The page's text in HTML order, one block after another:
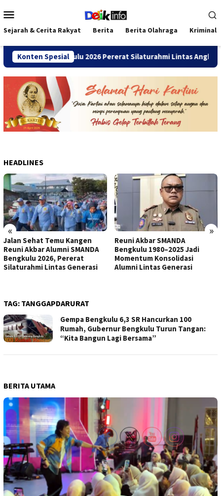
ke
kontenMobile
Sejarah & Cerita Rakyat Berita Berita Olahraga Kriminal
Konten Spesial
Bengkulu 2026 Pererat Silaturahmi Lintas Angkatan
HEADLINES
« »
Jalan Sehat Temu Kangen
Reuni Akbar Alumni SMANDA
Bengkulu 2026, Pererat
Silaturahmi Lintas Generasi
Reuni Akbar SMANDA
Bengkulu 1980–2025 Jadi
Momentum Konsolidasi
Alumni Lintas Generasi
TAG: TANGGAPDARURAT
Gempa Bengkulu 6,3 SR Hancurkan 100
Rumah, Gubernur Bengkulu Turun Tangan:
“Kita Bangun Lagi Bersama”
BERITA UTAMA